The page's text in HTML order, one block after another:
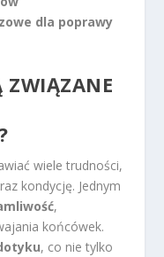
dla poprawy
ZWIĄZANE
wiele trudności,
kondycję. Jednym
,
końcówek.
, co nie tylko